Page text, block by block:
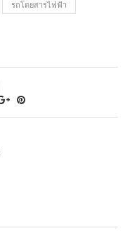
รถโดยสารไฟฟ้า